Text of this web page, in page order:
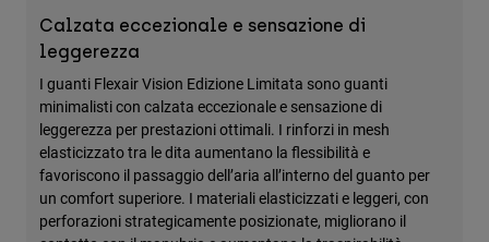
Calzata eccezionale e sensazione di
leggerezza
I guanti Flexair Vision Edizione Limitata sono guanti
minimalisti con calzata eccezionale e sensazione di
leggerezza per prestazioni ottimali. I rinforzi in mesh
elasticizzato tra le dita aumentano la flessibilità e
favoriscono il passaggio dell’aria all’interno del guanto per
un comfort superiore. I materiali elasticizzati e leggeri, con
perforazioni strategicamente posizionate, migliorano il